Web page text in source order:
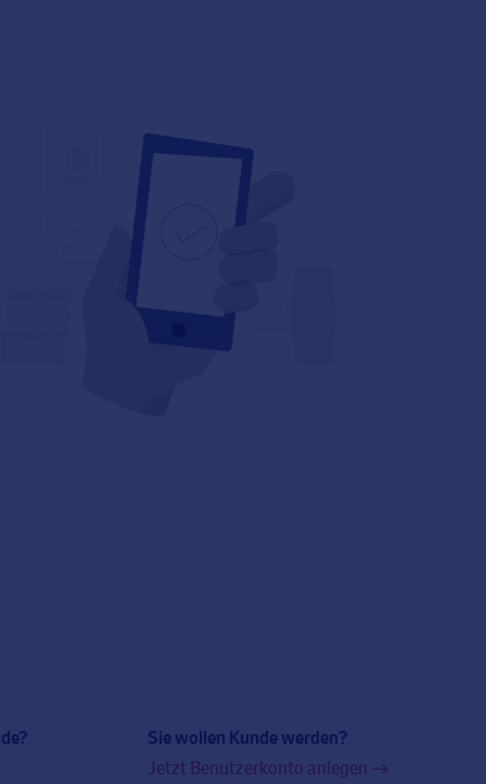
Sie wollen Kunde werden?
Jetzt Benutzerkonto anlegen